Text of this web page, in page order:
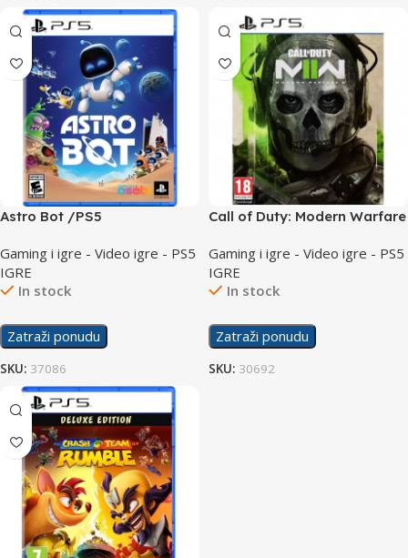
Astro Bot /PS5
Gaming i igre - Video igre - PS5
IGRE
In stock
Zatraži ponudu
SKU: 37086
Call of Duty: Modern Warfare
Gaming i igre - Video igre - PS5
IGRE
In stock
Zatraži ponudu
SKU: 30692